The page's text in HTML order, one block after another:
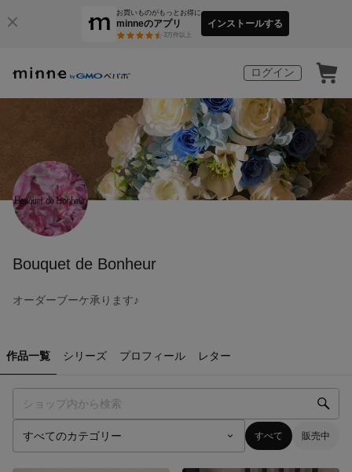
お買いものがもっとお得に
minneのアプリ
3万件以上
インストールする
ログイン
Bouquet de Bonheur
オーダーブーケ承ります♪
作品一覧 シリーズ プロフィール レター
すべて 販売中